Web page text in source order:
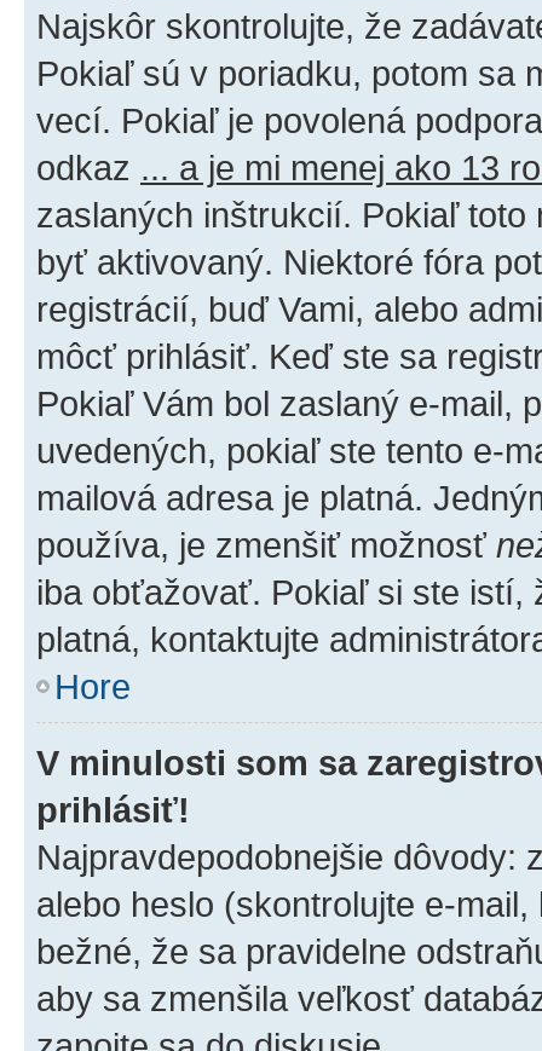
Najskôr skontrolujte, že
Pokiaľ sú v poriadku, potom sa
vecí. Pokiaľ je povolená
odkaz ... a je mi menej ako 13
zaslaných inštrukcií. Pokiaľ
byť aktivovaný. Niektoré fóra
registrácií, buď Vami, alebo
môcť prihlásiť. Keď ste sa
Pokiaľ Vám bol zaslaný e-mail,
uvedených, pokiaľ ste tento e-
mailová adresa je platná.
používa, je zmenšiť možnosť
iba obťažovať. Pokiaľ si ste istí,
platná, kontaktujte
Hore
V minulosti som sa
prihlásiť!
Najpravdepodobnejšie dôvody:
alebo heslo (skontrolujte e-
bežné, že sa pravidelne
aby sa zmenšila veľkosť